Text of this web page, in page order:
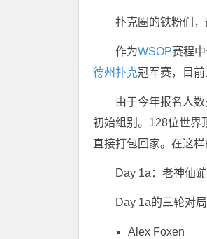
扑克圈的铁粉们，
作为WSOP赛程
德州扑克冠军赛，目前
由于今年报名人
初始组别。128位世界
直接打包回家。在这
Day 1a：老神仙
Day 1a的三轮对
Alex Foxen